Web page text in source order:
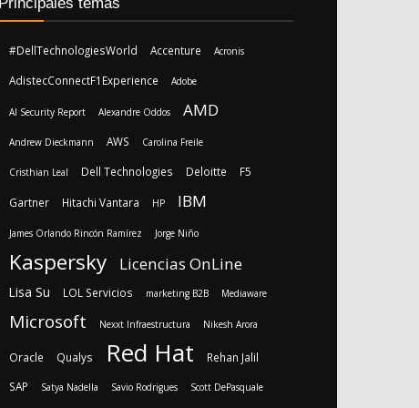
Principales temas
#DellTechnologiesWorld Accenture Acronis
AdistecConnectF1Experience Adobe
AI Security Report Alexandre Oddos AMD
Andrew Dieckmann AWS Carolina Freile
Cristhian Leal Dell Technologies Deloitte F5
Gartner Hitachi Vantara HP IBM
James Orlando Rincón Ramírez Jorge Niño
Kaspersky Licencias OnLine
Lisa Su LOL Servicios marketing B2B Mediaware
Microsoft Nexxt Infraestructura Nikesh Arora
Oracle Qualys Red Hat
Rehan Jalil
SAP
Satya Nadella Savio Rodrigues Scott DePasquale